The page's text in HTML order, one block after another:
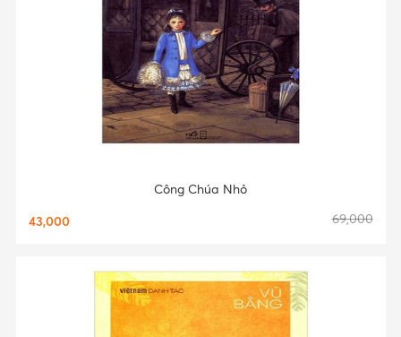
Công Chúa Nhỏ
43,000 69,000